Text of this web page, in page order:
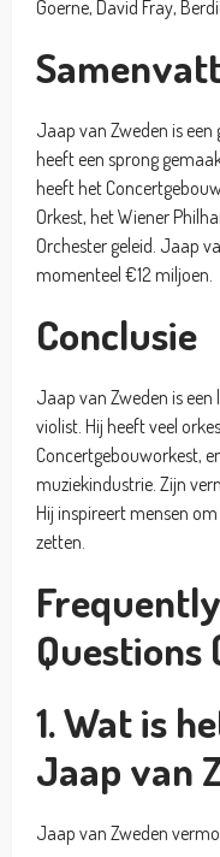
Goerne, David Fray,
Jaap van Zweden is
heeft een sprong
heeft het
Orkest, het Wiener
Orchester geleid. Jaap
momenteel €12 miljoen.
Conclusie
Jaap van Zweden is een
violist. Hij heeft veel
Concertgebouworkest,
muziekindustrie. Zijn
Hij inspireert mensen
zetten.
Questions
1. Wat is
Jaap van
Jaap van Zweden